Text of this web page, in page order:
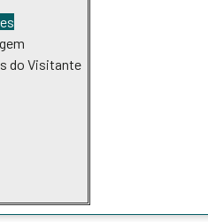
do Visitante